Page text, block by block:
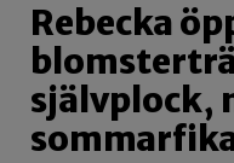
Rebecka
självplock,